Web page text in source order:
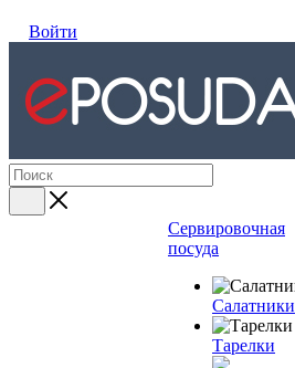
Войти
Сервировочная
посуда
Салатники
Тарелки